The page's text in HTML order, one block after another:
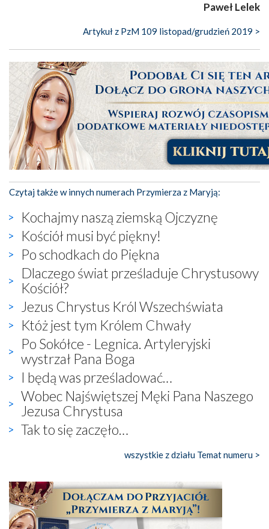
Paweł Lelek
Artykuł z PzM 109 listopad/grudzień 2019 >
Czytaj także w innych numerach Przymierza z Maryją:
Kochajmy naszą ziemską Ojczyznę
Kościół musi być piękny!
Po schodkach do Piękna
Dlaczego świat prześladuje Chrystusowy
Kościół?
Jezus Chrystus Król Wszechświata
Któż jest tym Królem Chwały
Po Sokółce - Legnica. Artyleryjski
wystrzał Pana Boga
I będą was prześladować…
Wobec Najświętszej Męki Pana Naszego
Jezusa Chrystusa
Tak to się zaczęło…
wszystkie z działu Temat numeru >